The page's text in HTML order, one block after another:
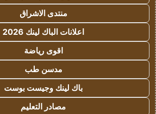
منتدى الاشراق
اعلانات الباك لينك 2026
اقوى رياضة
مدسن طب
باك لينك وجيست بوست
مصادر التعليم